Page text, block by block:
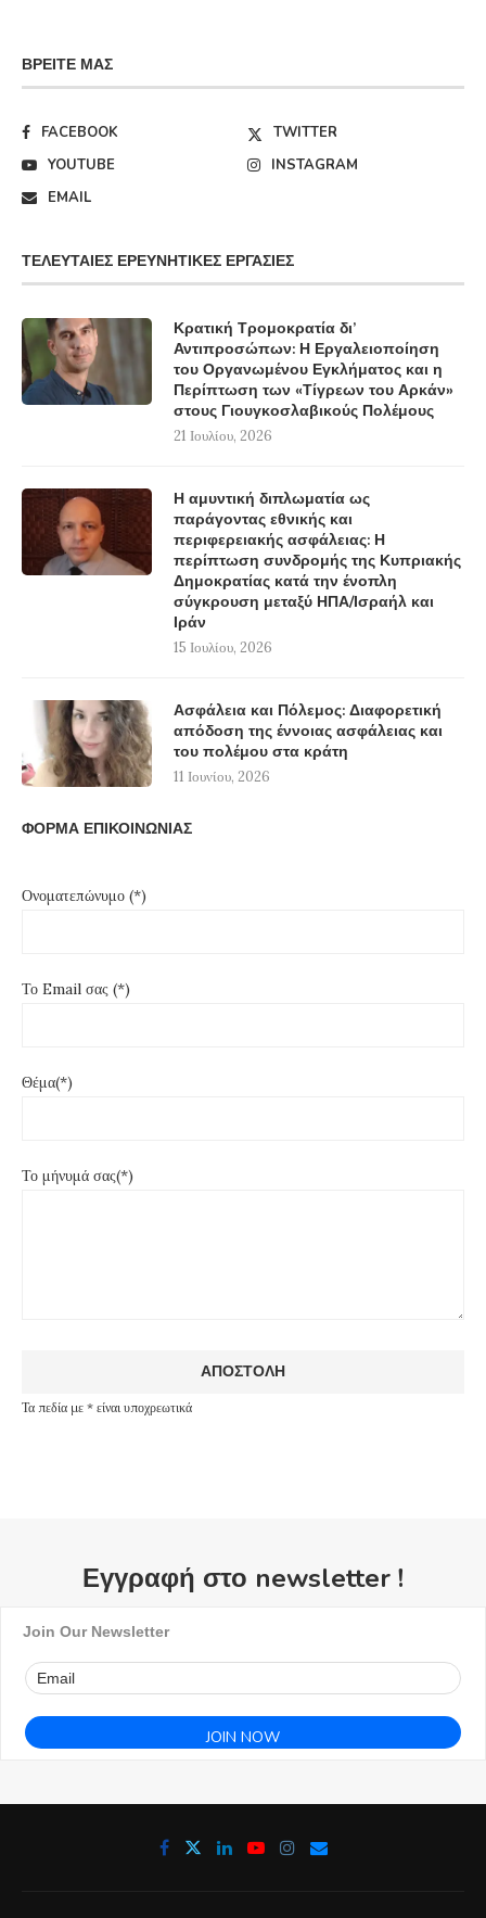
ΒΡΕΊΤΕ ΜΑΣ
FACEBOOK
TWITTER
YOUTUBE
INSTAGRAM
EMAIL
ΤΕΛΕΥΤΑΊΕΣ ΕΡΕΥΝΗΤΙΚΈΣ ΕΡΓΑΣΊΕΣ
Κρατική Τρομοκρατία δι’
Αντιπροσώπων: Η Εργαλειοποίηση
του Οργανωμένου Εγκλήματος και η
Περίπτωση των «Τίγρεων του Αρκάν»
στους Γιουγκοσλαβικούς Πολέμους
21 Ιουλίου, 2026
Η αμυντική διπλωματία ως
παράγοντας εθνικής και
περιφερειακής ασφάλειας: Η
περίπτωση συνδρομής της Κυπριακής
Δημοκρατίας κατά την ένοπλη
σύγκρουση μεταξύ ΗΠΑ/Ισραήλ και
Ιράν
15 Ιουλίου, 2026
Ασφάλεια και Πόλεμος: Διαφορετική
απόδοση της έννοιας ασφάλειας και
του πολέμου στα κράτη
11 Ιουνίου, 2026
ΦΟΡΜΑ ΕΠΙΚΟΙΝΩΝΙΑΣ
Ονοματεπώνυμο (*)
Το Email σας (*)
Θέμα(*)
Το μήνυμά σας(*)
Τα πεδία με * είναι υποχρεωτικά
Εγγραφή στο newsletter !
Join Our Newsletter